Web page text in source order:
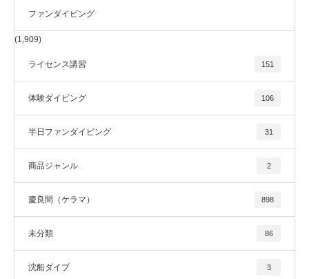
ファンダイビング
(1,909)
ライセンス講習 151
体験ダイビング 106
半日ファンダイビング 31
商品ジャンル 2
慶良間（ケラマ） 898
未分類 86
沈船ダイブ 3